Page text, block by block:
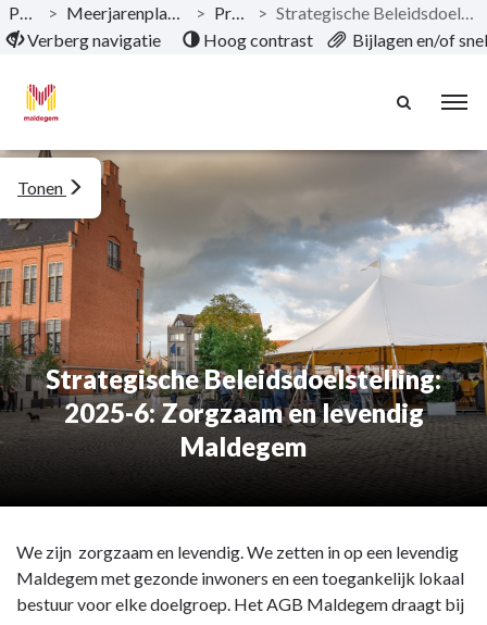
Naar hoofdinhoud
Publicaties > Meerjarenplanaanpassing 5 2020-2027 AGB > Programma’s >
Strategische Beleidsdoelstelling: 2025-6: Zorgzaam en levendig Maldegem
Verberg navigatie
Hoog contrast Bijlagen en/of
Strategische Beleidsdoelstelling:
2025-6: Zorgzaam en levendig
Maldegem
Tonen
We zijn zorgzaam en levendig. We zetten in op een levendig
Maldegem met gezonde inwoners en een toegankelijk lokaal
bestuur voor elke doelgroep. Het AGB Maldegem draagt bij